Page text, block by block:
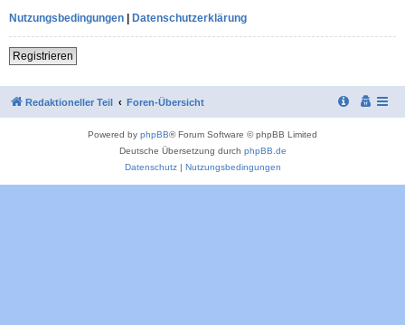
Nutzungsbedingungen | Datenschutzerklärung
Registrieren
Redaktioneller Teil Foren-Übersicht
Powered by phpBB® Forum Software © phpBB Limited
Deutsche Übersetzung durch phpBB.de
Datenschutz| Nutzungsbedingungen